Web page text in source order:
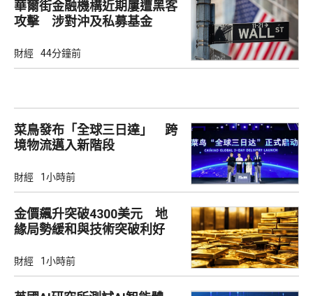
華爾街金融機構近期屢遭黑客
攻擊 涉對沖及私募基金
財經 44分鐘前
菜鳥發布「全球三日達」 跨
境物流邁入新階段
財經 1小時前
金價飆升突破4300美元 地
緣局勢緩和與技術突破利好
財經 1小時前